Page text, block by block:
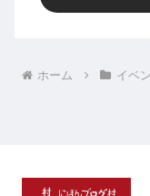
ホーム イベ